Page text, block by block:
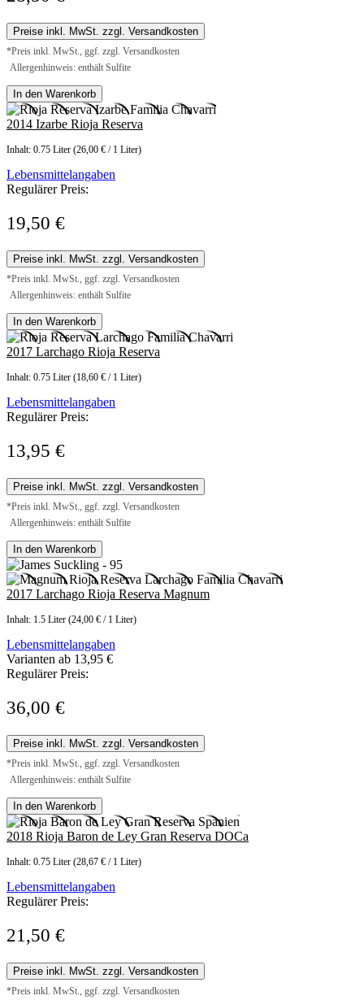
Preise inkl. MwSt. zzgl. Versandkosten
*Preis inkl. MwSt., ggf. zzgl. Versandkosten
Allergenhinweis: enthält Sulfite
In den Warenkorb
2014 Izarbe Rioja Reserva
Inhalt: 0.75 Liter (26,00 € / 1 Liter)
Lebensmittelangaben
Regulärer Preis:
19,50 €
Preise inkl. MwSt. zzgl. Versandkosten
*Preis inkl. MwSt., ggf. zzgl. Versandkosten
Allergenhinweis: enthält Sulfite
In den Warenkorb
2017 Larchago Rioja Reserva
Inhalt: 0.75 Liter (18,60 € / 1 Liter)
Lebensmittelangaben
Regulärer Preis:
13,95 €
Preise inkl. MwSt. zzgl. Versandkosten
*Preis inkl. MwSt., ggf. zzgl. Versandkosten
Allergenhinweis: enthält Sulfite
In den Warenkorb
2017 Larchago Rioja Reserva Magnum
Inhalt: 1.5 Liter (24,00 € / 1 Liter)
Lebensmittelangaben
Varianten ab 13,95 €
Regulärer Preis:
36,00 €
Preise inkl. MwSt. zzgl. Versandkosten
*Preis inkl. MwSt., ggf. zzgl. Versandkosten
Allergenhinweis: enthält Sulfite
In den Warenkorb
2018 Rioja Baron de Ley Gran Reserva DOCa
Inhalt: 0.75 Liter (28,67 € / 1 Liter)
Lebensmittelangaben
Regulärer Preis:
21,50 €
Preise inkl. MwSt. zzgl. Versandkosten
*Preis inkl. MwSt., ggf. zzgl. Versandkosten